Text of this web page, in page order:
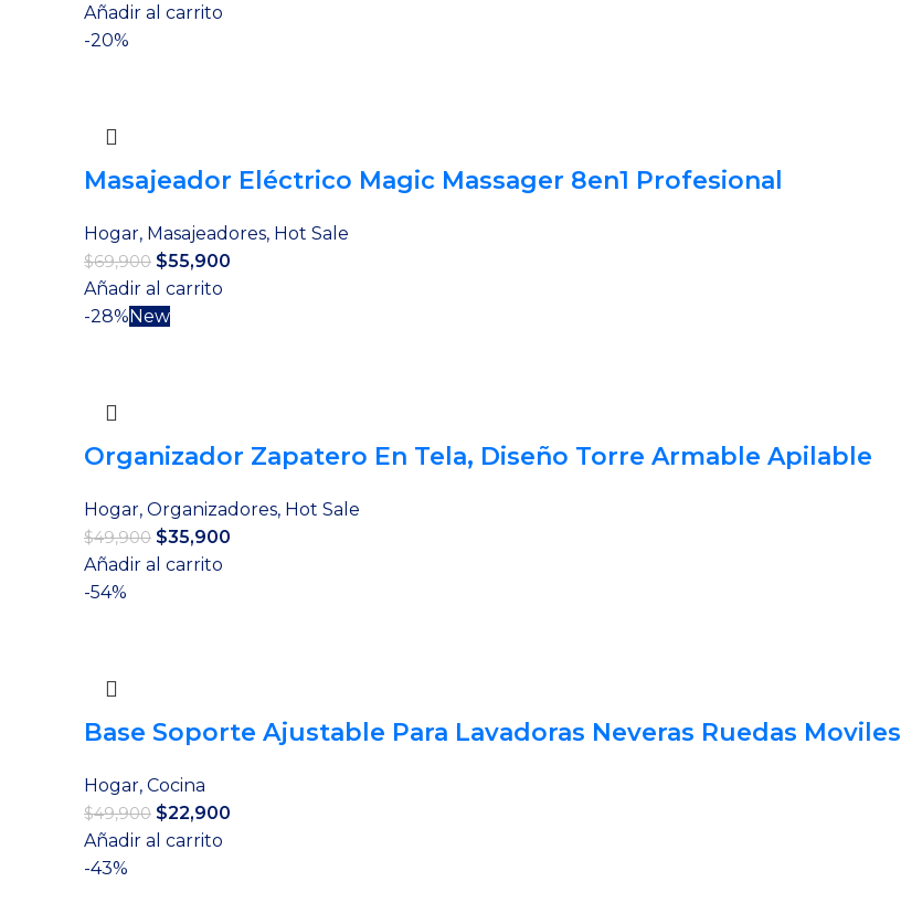
Añadir al carrito
-20%
Masajeador Eléctrico Magic Massager 8en1 Profesional
Hogar, Masajeadores, Hot Sale
$69,900 El
precio
original
$55,900
Añadir al carrito
-28%New
Organizador Zapatero En Tela, Diseño Torre Armable Apilable
Hogar, Organizadores, Hot Sale
$49,900 El
precio
$35,900
Añadir al carrito
-54%
Base Soporte Ajustable Para Lavadoras Neveras Ruedas Moviles
Hogar, Cocina
$49,900 El
precio
$22,900
Añadir al carrito
-43%